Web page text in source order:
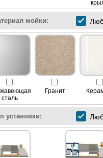
мойки:
сталь
Гранит
установки: